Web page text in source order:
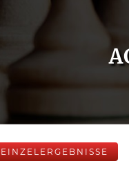
EINZELERGEBNISSE